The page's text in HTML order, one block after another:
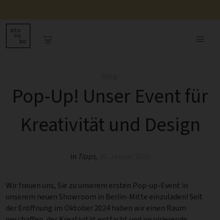
Pop-Up! Unser Event für
Kreativität und Design
in Tipps,
Wir freuen uns, Sie zu unserem ersten Pop-up-Event in
unserem neuen Showroom in Berlin-Mitte einzuladen! Seit
der Eröffnung im Oktober 2024 haben wir einen Raum